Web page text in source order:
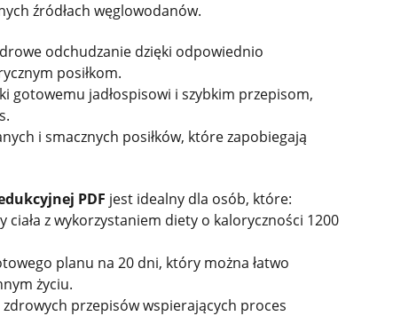
źródłach węglowodanów.
odchudzanie dzięki odpowiednio
posiłkom.
gotowemu jadłospisowi i szybkim przepisom,
i smacznych posiłków, które zapobiegają
PDF jest idealny dla osób, które:
ciała z wykorzystaniem diety o kaloryczności 1200
planu na 20 dni, który można łatwo
życiu.
przepisów wspierających proces